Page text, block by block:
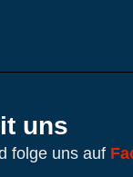
uns
folge uns auf